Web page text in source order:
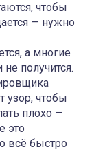
чтобы
— нужно
а многие
получится.
узор, чтобы
плохо —
это
всё быстро